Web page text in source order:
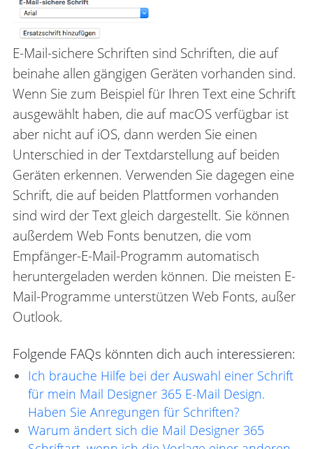
E-Mail-sichere Schriften sind Schriften, die auf
beinahe allen gängigen Geräten vorhanden sind.
Wenn Sie zum Beispiel für Ihren Text eine Schrift
ausgewählt haben, die auf macOS verfügbar ist
aber nicht auf iOS, dann werden Sie einen
Unterschied in der Textdarstellung auf beiden
Geräten erkennen. Verwenden Sie dagegen eine
Schrift, die auf beiden Plattformen vorhanden
sind wird der Text gleich dargestellt. Sie können
außerdem Web Fonts benutzen, die vom
Empfänger-E-Mail-Programm automatisch
heruntergeladen werden können. Die meisten E-
Mail-Programme unterstützen Web Fonts, außer
Outlook.
Folgende FAQs könnten dich auch interessieren:
Ich brauche Hilfe bei der Auswahl einer Schrift
für mein Mail Designer 365 E-Mail Design.
Haben Sie Anregungen für Schriften?
Warum ändert sich die Mail Designer 365